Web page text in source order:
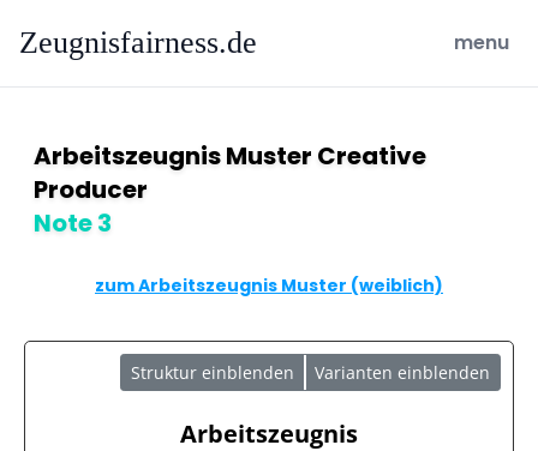
Zeugnisfairness.de open
menu
Arbeitszeugnis Muster Creative
Producer
Note 3
zum Arbeitszeugnis Muster (weiblich)
Struktur einblenden Varianten einblenden
Arbeitszeugnis